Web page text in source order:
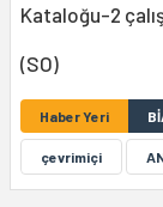
Kataloğu-2
(SO)
Haber Yeri
çevrimiçi